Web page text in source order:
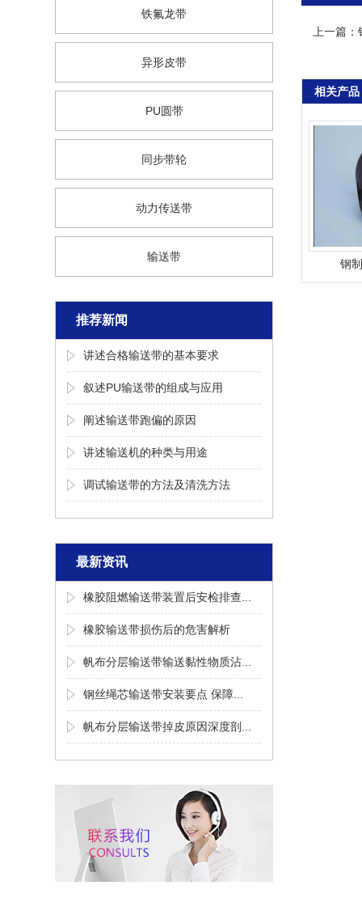
铁氟龙带
异形皮带
PU圆带
同步带轮
动力传送带
输送带
推荐新闻
讲述合格输送带的基本要求
叙述PU输送带的组成与应用
阐述输送带跑偏的原因
讲述输送机的种类与用途
调试输送带的方法及清洗方法
最新资讯
橡胶阻燃输送带装置后安检排查...
橡胶输送带损伤后的危害解析
帆布分层输送带输送黏性物质沾...
钢丝绳芯输送带安装要点 保障...
帆布分层输送带掉皮原因深度剖...
上一篇：
相关产品
钢